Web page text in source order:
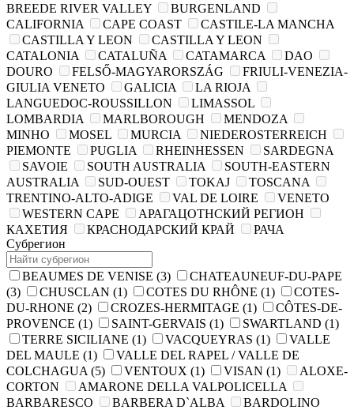
BREEDE RIVER VALLEY
BURGENLAND
CALIFORNIA
CAPE COAST
CASTILE-LA MANCHA
CASTILLA Y LEON
CASTILLA Y LEON
CATALONIA
CATALUÑA CATAMARCA
DAO
DOURO
FELSŐ-MAGYARORSZÁG
FRIULI-VENEZIA-
GIULIA VENETO
GALICIA
LA RIOJA
LANGUEDOC-ROUSSILLON
LIMASSOL
LOMBARDIA
MARLBOROUGH
MENDOZA
MINHO
MOSEL MURCIA
NIEDEROSTERREICH
PIEMONTE
PUGLIA RHEINHESSEN
SARDEGNA
SAVOIE
SOUTH AUSTRALIA
SOUTH-EASTERN
AUSTRALIA
SUD-OUEST TOKAJ
TOSCANA
TRENTINO-ALTO-ADIGE
VAL DE LOIRE
VENETO
WESTERN CAPE
АРАГАЦОТНСКИЙ РЕГИОН
КАХЕТИЯ
КРАСНОДАРСКИЙ КРАЙ
РАЧА
Субрегион
BEAUMES DE VENISE (3)
CHATEAUNEUF-DU-PAPE
(3)
CHUSCLAN (1) COTES DU RHÔNE (1)
COTES-
DU-RHONE (2) CROZES-HERMITAGE (1)
CÔTES-DE-
PROVENCE (1) SAINT-GERVAIS (1) SWARTLAND (1)
TERRE SICILIANE (1) VACQUEYRAS (1)
VALLE
DEL MAULE (1)
VALLE DEL RAPEL / VALLE DE
COLCHAGUA (5) VENTOUX (1) VISAN (1)
ALOXE-
CORTON
AMARONE DELLA VALPOLICELLA
BARBARESCO
BARBERA D`ALBA
BARDOLINO